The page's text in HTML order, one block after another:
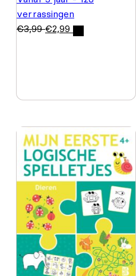
verrassingen
€3,99 €2,99